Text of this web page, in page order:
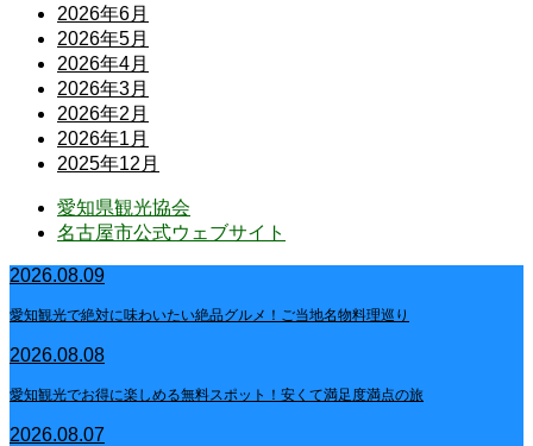
2026年6月
2026年5月
2026年4月
2026年3月
2026年2月
2026年1月
2025年12月
愛知県観光協会
名古屋市公式ウェブサイト
2026.08.09
愛知観光で絶対に味わいたい絶品グルメ！ご当地名物料理巡り
2026.08.08
愛知観光でお得に楽しめる無料スポット！安くて満足度満点の旅
2026.08.07